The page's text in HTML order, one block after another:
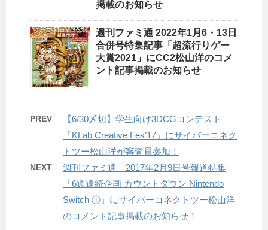
掲載のお知らせ
週刊ファミ通 2022年1月6・13日
合併号特集記事「超流行りゲー
大賞2021」にCC2松山洋のコメ
ント記事掲載のお知らせ
PREV
【6/30〆切】学生向け3DCGコンテスト
「KLab Creative Fes’17」にサイバーコネク
トツー松山洋が審査員参加！
NEXT
週刊ファミ通 2017年2月9日号報道特集
「6週連続企画 カウントダウン Nintendo
Switch ①」にサイバーコネクトツー松山洋
のコメント記事掲載のお知らせ！